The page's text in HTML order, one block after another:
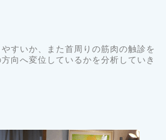
すいか、また首周りの筋肉の触診を
向へ変位しているかを分析していき